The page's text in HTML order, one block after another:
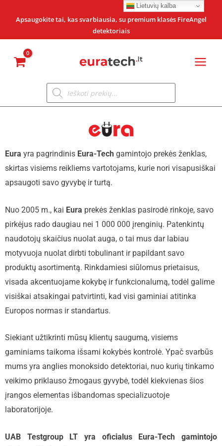
Apsaugokite tai, kas svarbiausia, su premium klasės FireAngel
detektoriais
Products
search
Eura yra pagrindinis Eura-Tech gamintojo prekės ženklas,
skirtas visiems reikliems vartotojams, kurie nori visapusiškai
apsaugoti savo gyvybę ir turtą.
Nuo 2005 m., kai Eura prekės ženklas pasirodė rinkoje, savo
pirkėjus rado daugiau nei 1 000 000 įrenginių. Patenkintų
naudotojų skaičius nuolat auga, o tai mus dar labiau
motyvuoja nuolat dirbti tobulinant ir papildant savo
produktų asortimentą. Rinkdamiesi siūlomus prietaisus,
visada akcentuojame kokybę ir funkcionalumą, todėl galime
visiškai atsakingai patvirtinti, kad visi gaminiai atitinka
Europos normas ir standartus.
Siekiant užtikrinti mūsų klientų saugumą, visiems
gaminiams taikoma išsami kokybės kontrolė. Ypač svarbūs
mums yra anglies monoksido detektoriai, nuo kurių tinkamo
veikimo priklauso žmogaus gyvybė, todėl kiekvienas šios
įrangos elementas išbandomas specializuotoje
laboratorijoje.
UAB Testgroup LT yra oficialus Eura-Tech gamintojo
Lietuvių kalba